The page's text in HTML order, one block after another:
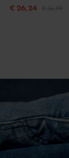
€ 26,24